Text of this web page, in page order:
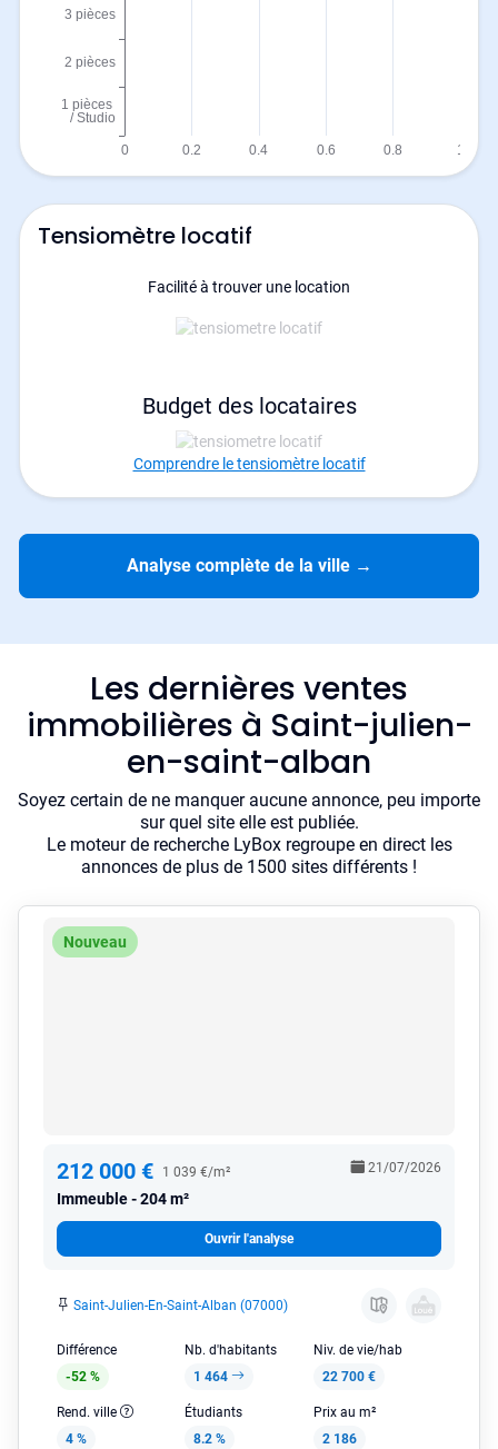
Tensiomètre locatif
Facilité à trouver une location
Budget des locataires
Comprendre le tensiomètre locatif
Analyse complète de la ville →
Les dernières ventes
immobilières à Saint-julien-
en-saint-alban
Soyez certain de ne manquer aucune annonce, peu importe
sur quel site elle est publiée.
Le moteur de recherche LyBox regroupe en direct les
annonces de plus de 1500 sites différents !
Nouveau
212 000 € 1 039 €/m²
Immeuble 204 m²
21/07/2026
Ouvrir l'analyse
Saint-Julien-En-Saint-Alban (07000)
Différence
-52 %
Nb. d'habitants
1 464
Niv. de vie/hab
22 700 €
Rend. ville
4 %
Étudiants
8.2 %
Prix au m²
2 186